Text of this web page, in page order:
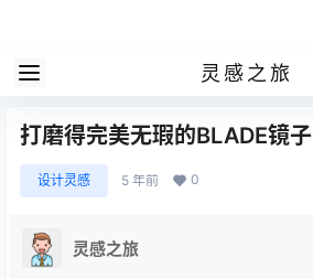
灵感之旅
打磨得完美无瑕的BLADE镜子
设计灵感 5 年前 0
灵感之旅